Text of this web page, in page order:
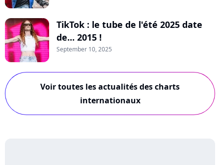
TikTok : le tube de l'été 2025 date
de... 2015 !
September 10, 2025
Voir toutes les actualités des charts
internationaux